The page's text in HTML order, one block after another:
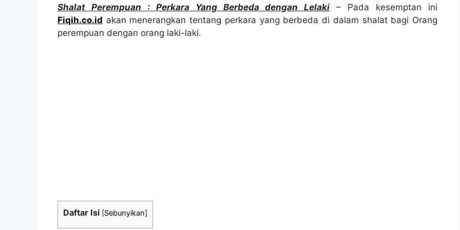
Shalat Perempuan : Perkara Yang Berbeda dengan Lelaki – Pada kesemptan ini
Fiqih.co.id akan menerangkan tentang perkara yang berbeda di dalam shalat bagi Orang
perempuan dengan orang laki-laki.
Daftar Isi [Sebunyikan]